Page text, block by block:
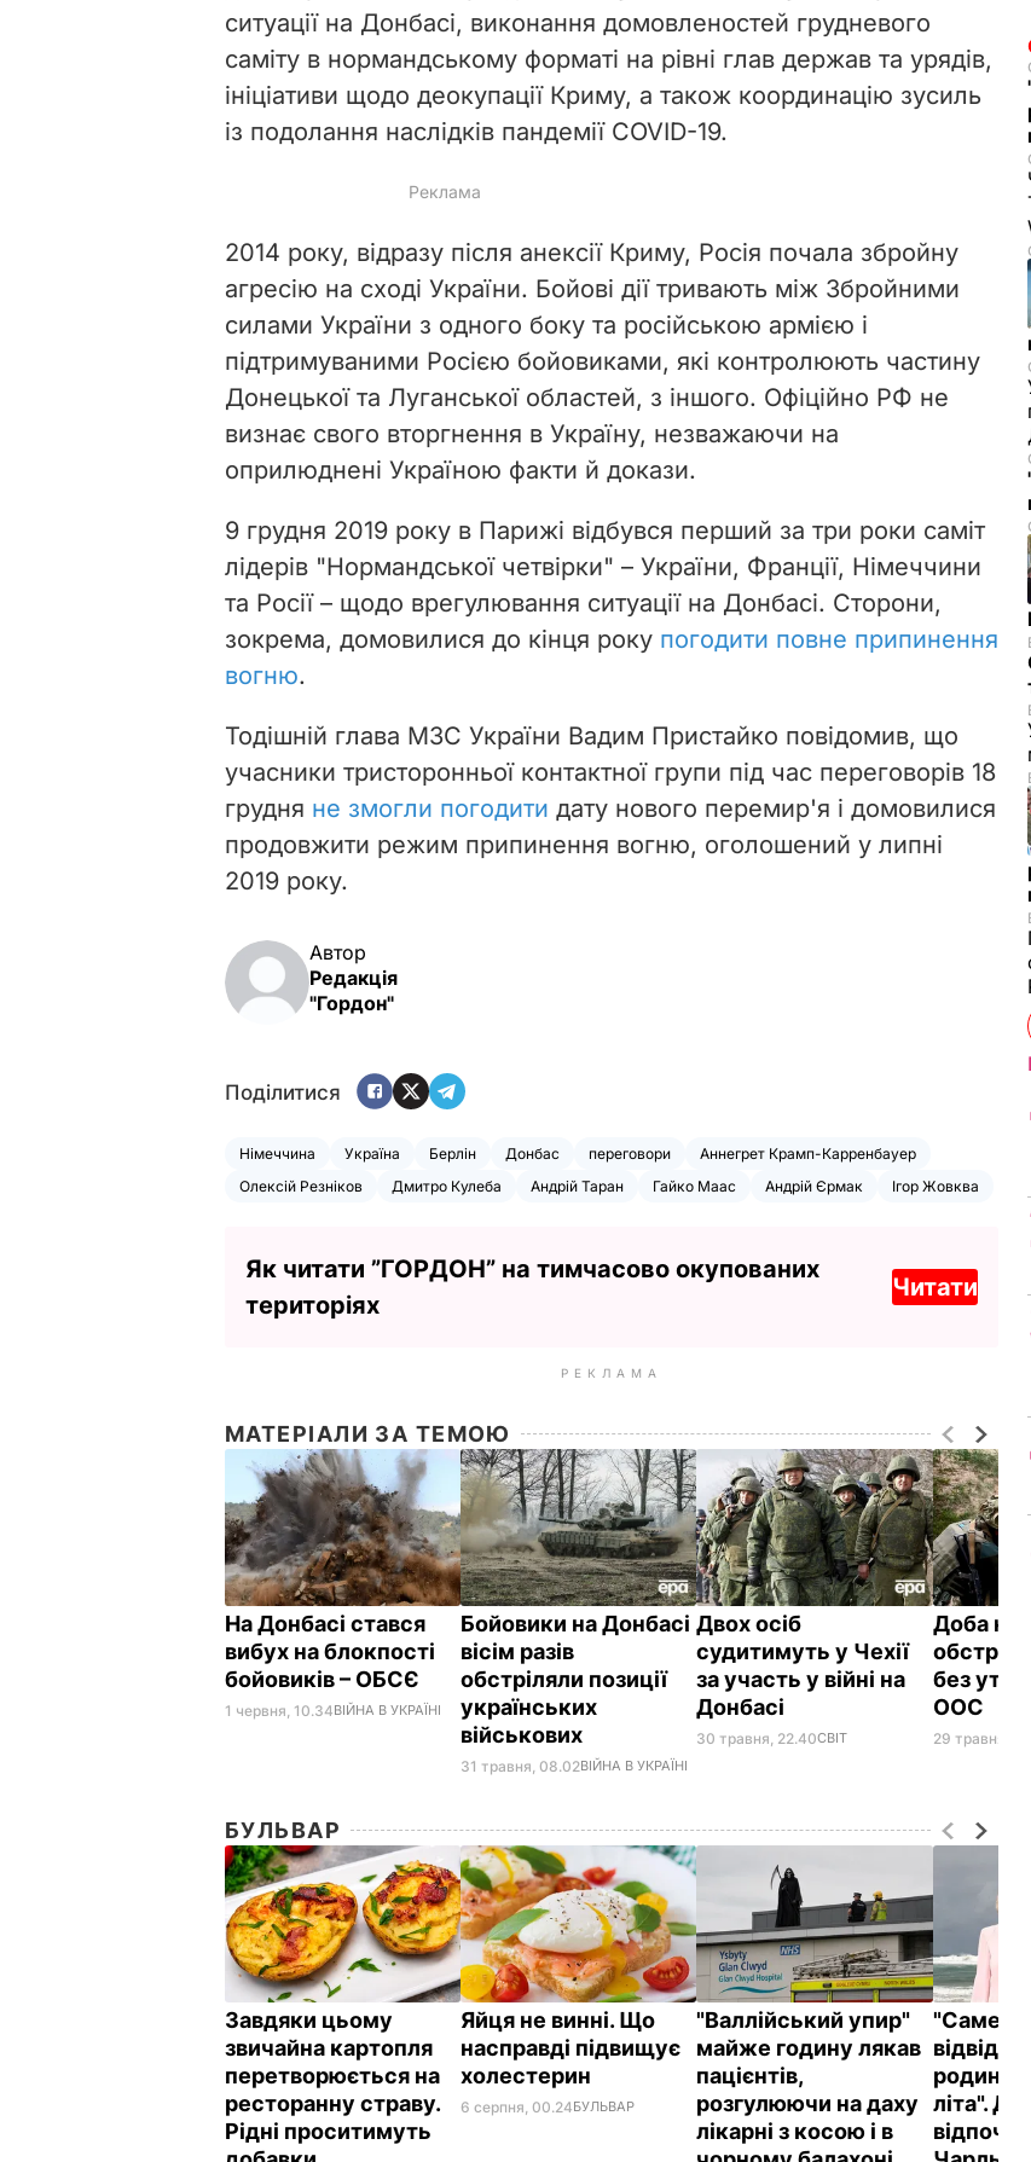
ситуації на Донбасі, виконання домовленостей грудневого
саміту в нормандському форматі на рівні глав держав та урядів,
ініціативи щодо деокупації Криму, а також координацію зусиль
із подолання наслідків пандемії COVID-19.
2014 року, відразу після анексії Криму, Росія почала збройну
агресію на сході України. Бойові дії тривають між Збройними
силами України з одного боку та російською армією і
підтримуваними Росією бойовиками, які контролюють частину
Донецької та Луганської областей, з іншого. Офіційно РФ не
визнає свого вторгнення в Україну, незважаючи на
оприлюднені Україною факти й докази.
9 грудня 2019 року в Парижі відбувся перший за три роки саміт
лідерів "Нормандської четвірки" – України, Франції, Німеччини
та Росії – щодо врегулювання ситуації на Донбасі. Сторони,
зокрема, домовилися до кінця року погодити повне припинення
вогню.
Тодішній глава МЗС України Вадим Пристайко повідомив, що
учасники тристоронньої контактної групи під час переговорів 18
грудня не змогли погодити дату нового перемир'я і домовилися
продовжити режим припинення вогню, оголошений у липні
2019 року.
Автор
Редакція
"Гордон"
Поділитися
Німеччина Україна Берлін Донбас переговори
Аннегрет Крамп-Карренбауер
Олексій Резніков
Дмитро Кулеба Андрій Таран Гайко Маас Андрій Єрмак Ігор Жовква
Як читати ”ГОРДОН” на тимчасово окупованих
територіях
Читати
РЕКЛАМА
МАТЕРІАЛИ ЗА ТЕМОЮ
На Донбасі стався
вибух на блокпості
бойовиків – ОБСЄ
1 червня, 10.34ВІЙНА В УКРАЇНІ
Бойовики на Донбасі
вісім разів
обстріляли позиції
українських
військових
31 травня, 08.02ВІЙНА В УКРАЇНІ
Двох осіб
судитимуть у Чехії
за участь у війні на
Донбасі
30 травня, 22.40СВІТ
Доба на
без
ООС
29 травня,
БУЛЬВАР
Завдяки цьому
звичайна картопля
перетворюється на
ресторанну страву.
Рідні проситимуть
Яйця не винні. Що
насправді підвищує
холестерин
6 серпня, 00.24БУЛЬВАР
"Валлійський упир"
майже годину лякав
пацієнтів,
розгулюючи на даху
лікарні з косою і в
"Саме
родини
літа". Де